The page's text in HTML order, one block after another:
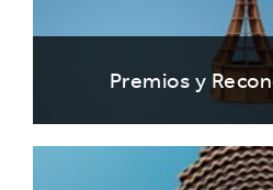
Premios y